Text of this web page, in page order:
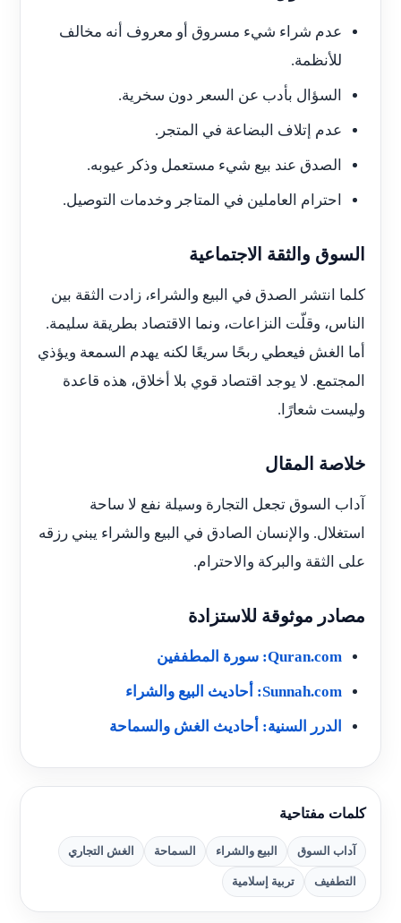
عدم شراء شيء مسروق أو معروف أنه مخالف
للأنظمة.
السؤال بأدب عن السعر دون سخرية.
عدم إتلاف البضاعة في المتجر.
الصدق عند بيع شيء مستعمل وذكر عيوبه.
احترام العاملين في المتاجر وخدمات التوصيل.
السوق والثقة الاجتماعية
كلما انتشر الصدق في البيع والشراء، زادت الثقة بين
الناس، وقلّت النزاعات، ونما الاقتصاد بطريقة سليمة.
أما الغش فيعطي ربحًا سريعًا لكنه يهدم السمعة ويؤذي
المجتمع. لا يوجد اقتصاد قوي بلا أخلاق، هذه قاعدة
وليست شعارًا.
خلاصة المقال
آداب السوق تجعل التجارة وسيلة نفع لا ساحة
استغلال. والإنسان الصادق في البيع والشراء يبني رزقه
على الثقة والبركة والاحترام.
مصادر موثوقة للاستزادة
Quran.com: سورة المطففين
Sunnah.com: أحاديث البيع والشراء
الدرر السنية: أحاديث الغش والسماحة
كلمات مفتاحية
آداب السوق البيع والشراء السماحة الغش التجاري
التطفيف تربية إسلامية